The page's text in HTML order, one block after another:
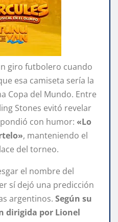
giro futbolero cuando
esa camiseta sería la
Copa del Mundo. Entre
Stones evitó revelar
con humor: «Lo
, manteniendo el
del torneo.
el nombre del
sí dejó una predicción
argentinos. Según su
dirigida por Lionel